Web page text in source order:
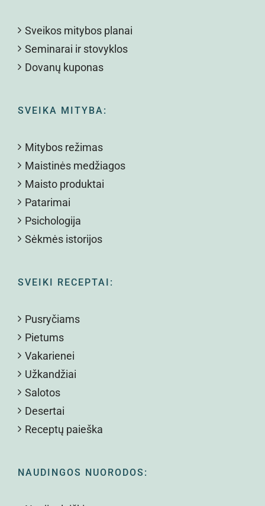
Sveikos mitybos planai
Seminarai ir stovyklos
Dovanų kuponas
SVEIKA MITYBA:
Mitybos režimas
Maistinės medžiagos
Maisto produktai
Patarimai
Psichologija
Sėkmės istorijos
SVEIKI RECEPTAI:
Pusryčiams
Pietums
Vakarienei
Užkandžiai
Salotos
Desertai
Receptų paieška
NAUDINGOS NUORODOS: